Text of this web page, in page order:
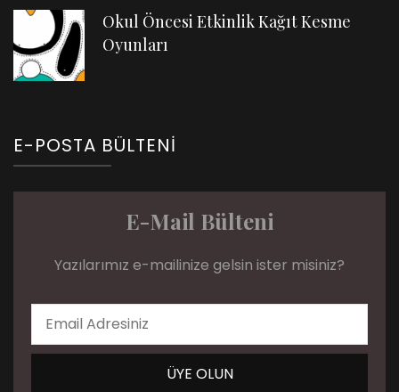
Okul Öncesi Etkinlik Kağıt Kesme
Oyunları
E-POSTA BÜLTENI
E-Mail Bülteni
Yazılarımız e-mailinize gelsin ister misiniz?